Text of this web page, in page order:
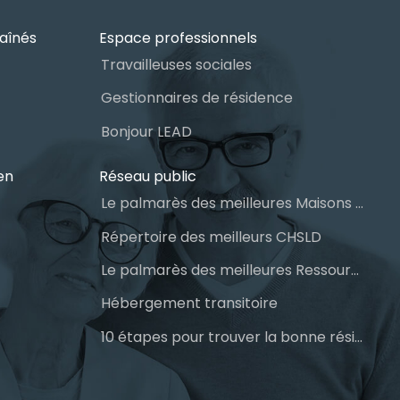
Espace professionnels
Travailleuses sociales
Gestionnaires de résidence
Bonjour LEAD
Réseau public
Le palmarès des meilleures Maisons des aînés du Québec
Répertoire des meilleurs CHSLD
Le palmarès des meilleures Ressources Intermédiaires (RI)
Hébergement transitoire
10 étapes pour trouver la bonne résidence pour personnes âgées